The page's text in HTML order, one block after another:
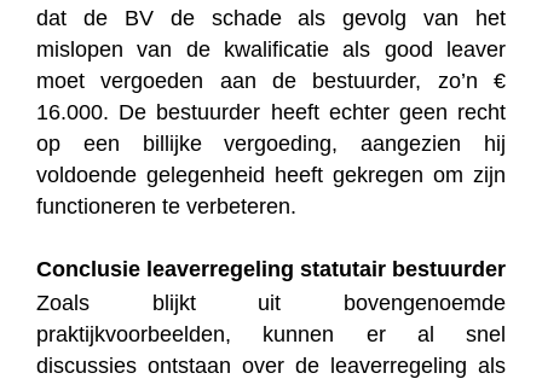
dat de BV de schade als gevolg van het
mislopen van de kwalificatie als good leaver
moet vergoeden aan de bestuurder, zo’n €
16.000. De bestuurder heeft echter geen recht
op een billijke vergoeding, aangezien hij
voldoende gelegenheid heeft gekregen om zijn
functioneren te verbeteren.
Conclusie leaverregeling statutair bestuurder
Zoals blijkt uit bovengenoemde
praktijkvoorbeelden, kunnen er al snel
discussies ontstaan over de leaverregeling als